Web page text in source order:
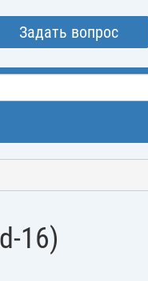
Задать вопрос
16)